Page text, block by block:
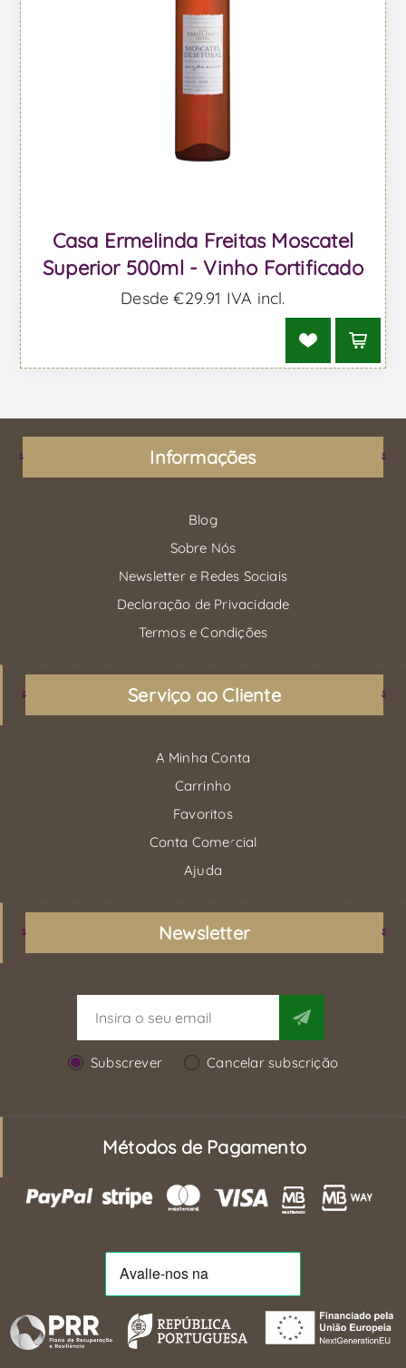
Casa Ermelinda Freitas Moscatel
Superior 500ml - Vinho Fortificado
Desde €29,91 IVA incl.
Informações
Blog
Sobre Nós
Newsletter e Redes Sociais
Declaração de Privacidade
Termos e Condições
Serviço ao Cliente
A Minha Conta
Carrinho
Favoritos
Conta Comercial
Ajuda
Newsletter
Subscrever Cancelar subscrição
Métodos de Pagamento